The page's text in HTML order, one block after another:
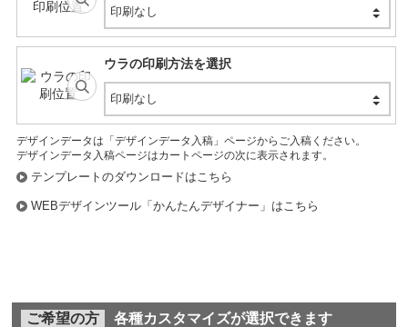
印刷なし
ウラの印刷方法を選択
印刷なし
デザインデータは「デザインデータ入稿」ページからご入稿ください。
デザインデータ入稿ページはカートページの次に表示されます。
テンプレートのダウンロードはこちら
WEBデザインツール「かんたんデザイナー」はこちら
ご希望の方 各種カスタマイズが選択できます